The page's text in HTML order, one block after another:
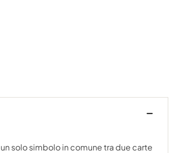
solo simbolo in comune tra due carte